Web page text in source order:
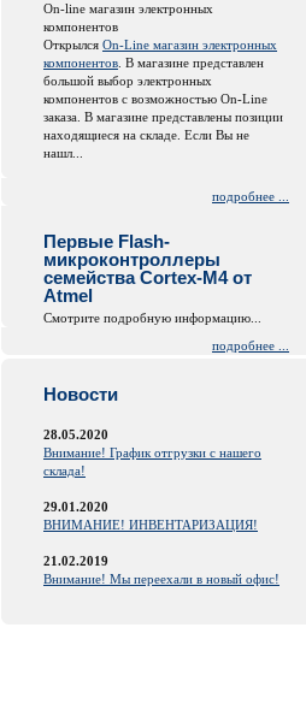
On-line магазин электронных
компонентов
Открылся On-Line магазин электронных
компонентов . В магазине представлен
большой выбор электронных
компонентов с возможностью On-Line
заказа. В магазине представлены позиции
находящиеся на складе. Если Вы не
нашл...
подробнее ...
Первые Flash-
микроконтроллеры
семейства Cortex-M4 от
Atmel
Смотрите подробную информацию...
подробнее ...
Новости
28.05.2020
Внимание! График отгрузки с нашего
склада!
29.01.2020
ВНИМАНИЕ! ИНВЕНТАРИЗАЦИЯ!
21.02.2019
Внимание! Мы переехали в новый офис!